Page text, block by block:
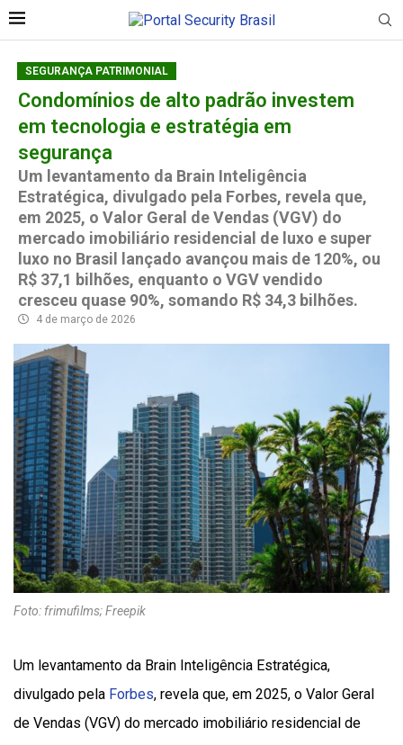
SEGURANÇA PATRIMONIAL
Condomínios de alto padrão investem
em tecnologia e estratégia em
segurança
Um levantamento da Brain Inteligência
Estratégica, divulgado pela Forbes, revela que,
em 2025, o Valor Geral de Vendas (VGV) do
mercado imobiliário residencial de luxo e super
luxo no Brasil lançado avançou mais de 120%, ou
R$ 37,1 bilhões, enquanto o VGV vendido
cresceu quase 90%, somando R$ 34,3 bilhões.
4 de março de 2026
Foto: frimufilms; Freepik
Um levantamento da Brain Inteligência Estratégica,
divulgado pela Forbes, revela que, em 2025, o Valor Geral
de Vendas (VGV) do mercado imobiliário residencial de